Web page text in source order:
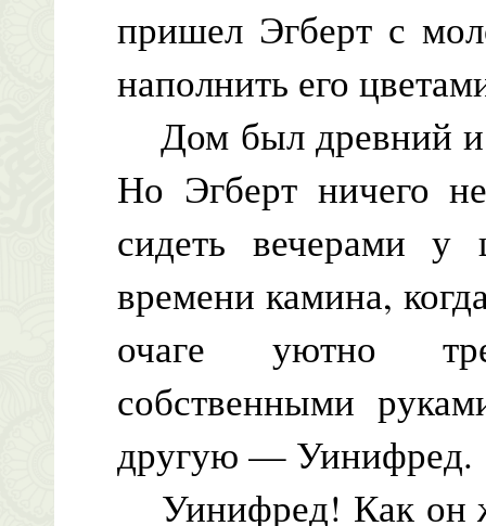
пришел Эгберт с
наполнить его
Дом был древний и
Но Эгберт ничего
сидеть вечерами у
времени камина,
очаге уютно
собственными
другую — Уинифред.
Уинифред! Как он